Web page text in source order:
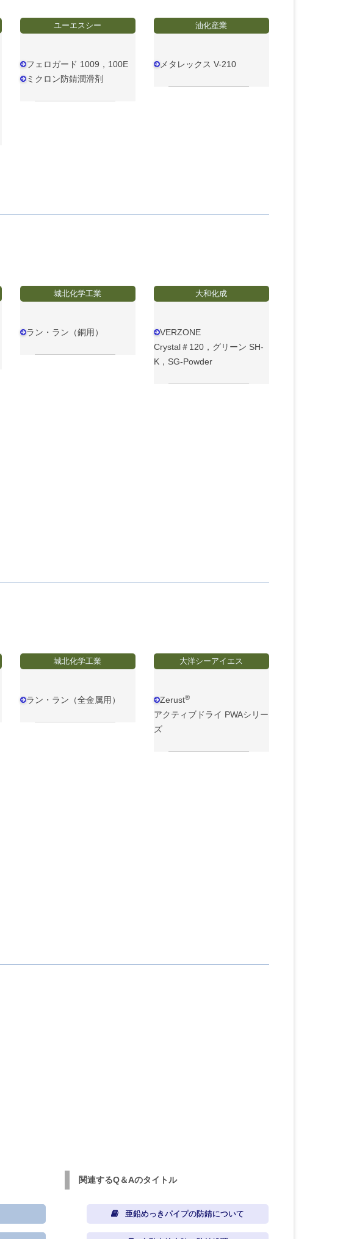
ユーエスシー
フェロガード 1009，100E
ミクロン防錆潤滑剤
油化産業
メタレックス V-210
城北化学工業
ラン・ラン（銅用）
大和化成
VERZONE
Crystal＃120，グリーン SH-
K，SG-Powder
城北化学工業
ラン・ラン（全金属用）
大洋シーアイエス
Zerust®
アクティブドライ PWAシリー
ズ
関連するQ＆Aのタイトル
亜鉛めっきパイプの防錆について